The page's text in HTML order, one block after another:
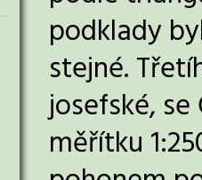
podklady
stejné.
josefské, se
měřítku